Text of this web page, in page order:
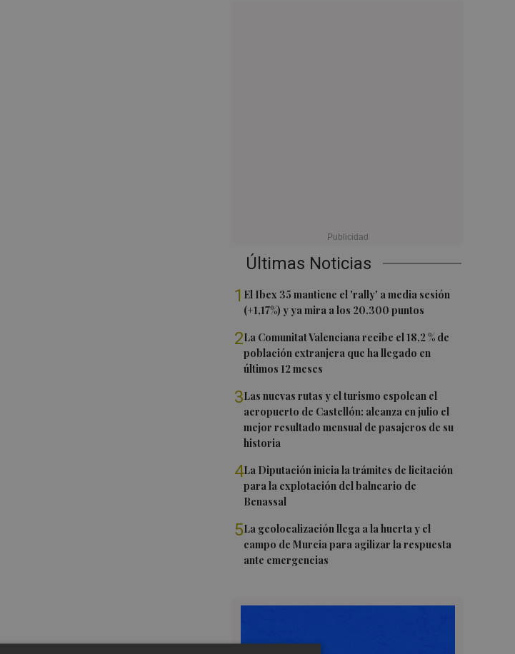
Últimas Noticias
1 El Ibex 35 mantiene el 'rally' a media sesión
(+1,17%) y ya mira a los 20.300 puntos
2La Comunitat Valenciana recibe el 18,2 % de
población extranjera que ha llegado en
últimos 12 meses
3Las nuevas rutas y el turismo espolean el
aeropuerto de Castellón: alcanza en julio el
mejor resultado mensual de pasajeros de su
historia
4La Diputación inicia la trámites de licitación
para la explotación del balneario de
Benassal
5La geolocalización llega a la huerta y el
campo de Murcia para agilizar la respuesta
ante emergencias